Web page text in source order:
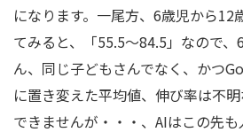
になります。一尾方、6歳児から12
てみると、「55.5〜84.5」なので
ん、同じ子どもさんでなく、かつ
に置き変えた平均値、伸び率は不
できませんが・・・、AIはこの先